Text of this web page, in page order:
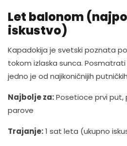
Let balonom
iskustvo)
Kapadokija je svetski poznata
tokom izlaska sunca.
jedno je od najikoničnijih
Najbolje za:Posetioce prvi put,
parove
Trajanje:1 sat leta (ukupno